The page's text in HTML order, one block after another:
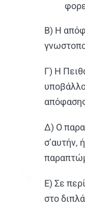
Β) Η
Γ) Η
Δ) Ο
σ’αυτήν,
Ε) Σε
στο